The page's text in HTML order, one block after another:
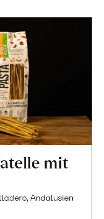
mit
Andalusien